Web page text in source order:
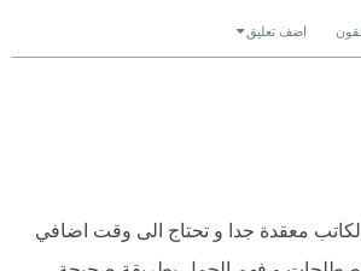
اضف تعليق
معقدة جدا و تحتاج الى وقت اضافي